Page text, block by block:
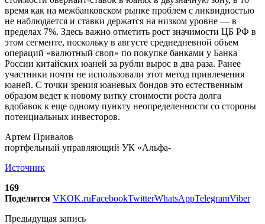
время как на межбанковском рынке проблем с ликвидностью
не наблюдается и ставки держатся на низком уровне — в
пределах 7%. Здесь важно отметить рост значимости ЦБ РФ в
этом сегменте, поскольку в августе среднедневной объем
операций «валютный своп» по покупке банками у Банка
России китайских юаней за рубли вырос в два раза. Ранее
участники почти не использовали этот метод привлечения
юаней. С точки зрения юаневых бондов это естественным
образом ведет к новому витку стоимости роста долга
вдобавок к еще одному пункту неопределенности со стороны
потенциальных инвесторов.
Артем Привалов
портфельный управляющий УК «Альфа-
Источник
169
Поделится VKOK.ruFacebookTwitterWhatsAppTelegramViber
Предыдущая запись